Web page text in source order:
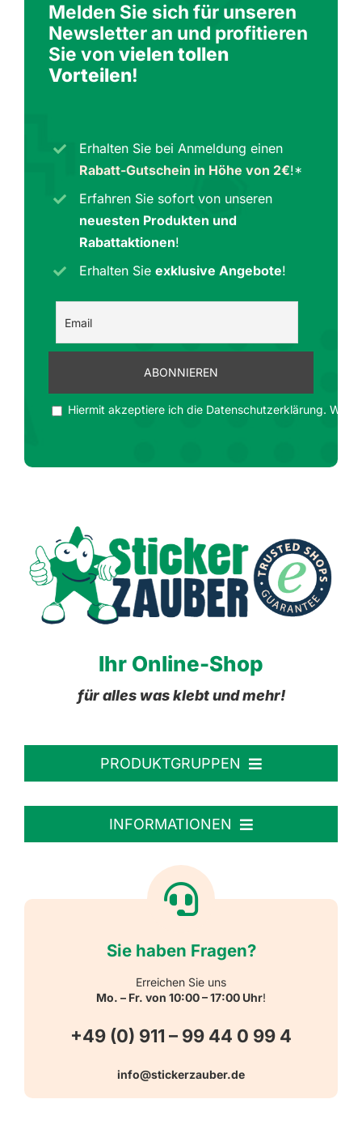
Melden Sie sich für unseren
Newsletter an und profitieren
Sie von vielen tollen
Vorteilen!
Erhalten Sie bei Anmeldung einen
Rabatt-Gutschein in Höhe von 2€!*
Erfahren Sie sofort von unseren
neuesten Produkten und
Rabattaktionen!
Erhalten Sieexklusive Angebote!
Hiermit akzeptiere ich die Datenschutzerklärung. Wir
Ihr Online-Shop
für alles was klebt und mehr!
PRODUKTGRUPPEN
Personalisierte Aufkleber
Reflektierende Aufkleber
Warn-, Gebots-, Verbots- und
Hinweisaufkleber
INFORMATIONEN
Versandarten
Sie haben Fragen?
Erreichen Sie uns
Mo. – Fr. von 10:00 – 17:00 Uhr!
+49 (0) 911 – 99 44 0 99 4
info@stickerzauber.de